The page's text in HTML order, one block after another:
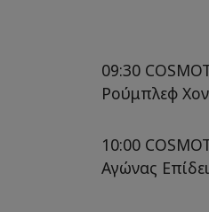
09:30
Ρούμπλεφ
10:00
Αγώνας